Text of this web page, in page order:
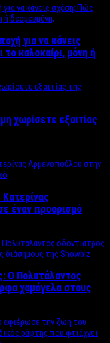
για να κάνεις
καλοκαίρι, μόνη ή
χωρίσετε εξαιτίας
έναν προορισμό
O Πολυτάλαντος
χαμόγελα στους